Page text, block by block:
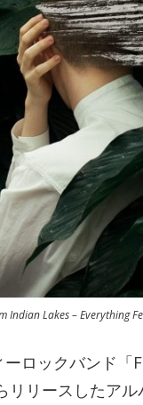
Indian Lakes – Everything
ーロックバンド
リリースしたア